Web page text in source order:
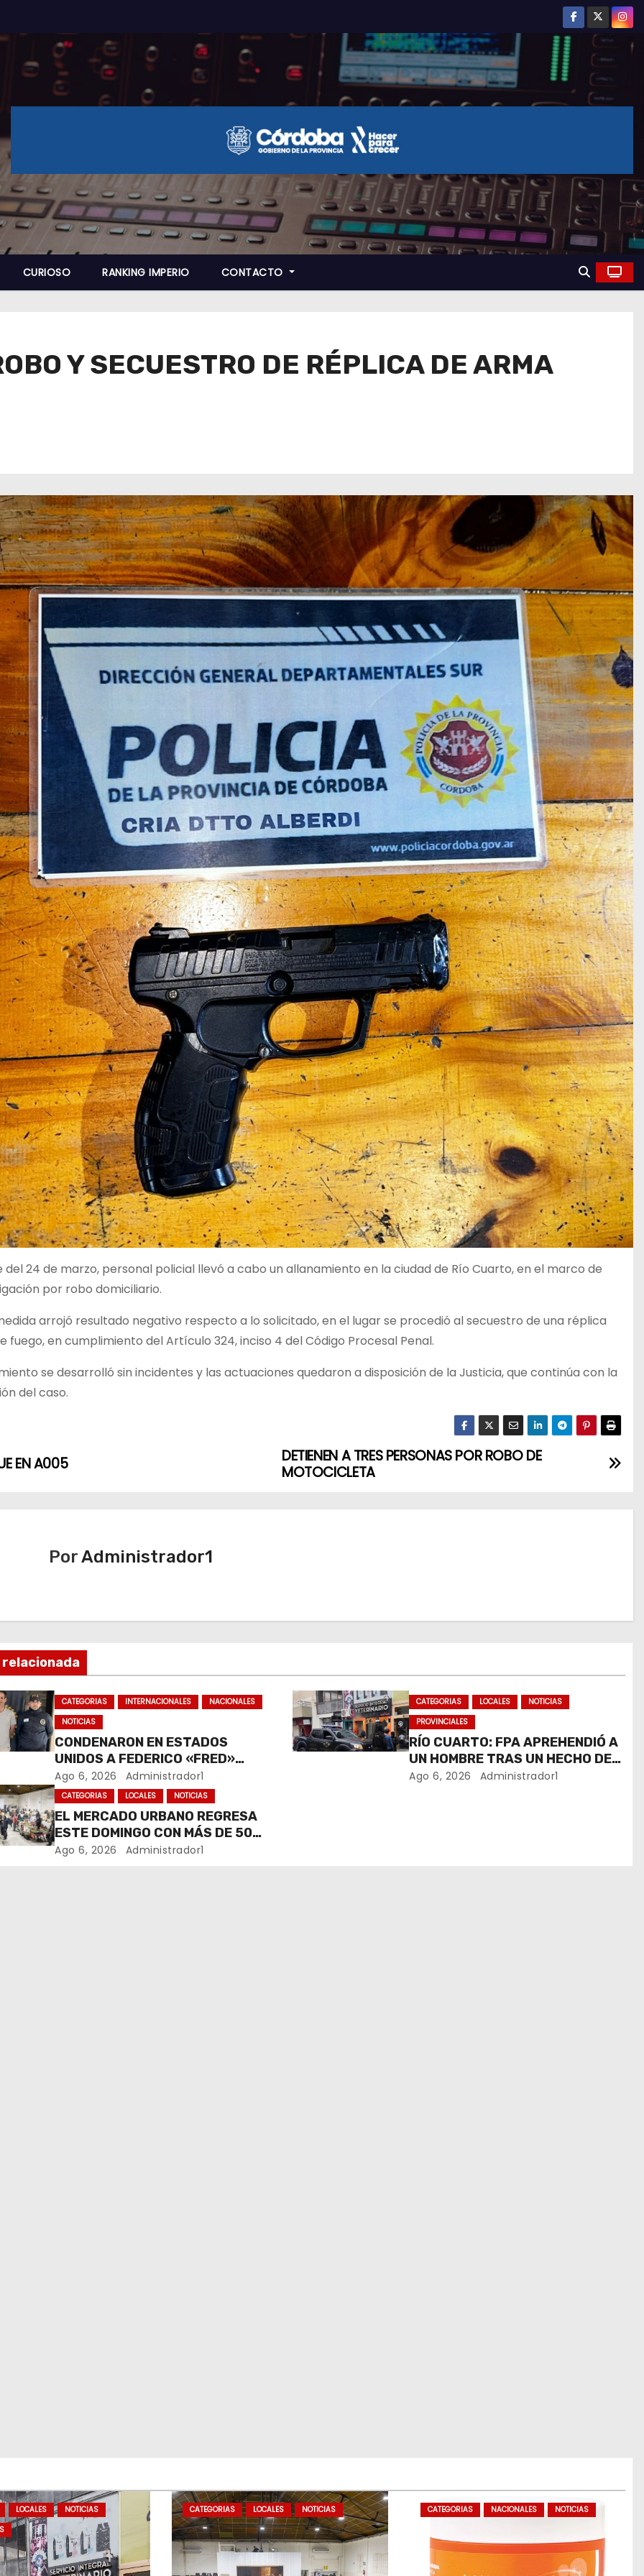
CURIOSO RANKING IMPERIO CONTACTO
Y SECUESTRO DE RÉPLICA DE ARMA
del 24 de marzo, personal policial llevó a cabo un allanamiento en la ciudad de Río Cuarto, en el marco de
por robo domiciliario.
arrojó resultado negativo respecto a lo solicitado, en el lugar se procedió al secuestro de una réplica
fuego, en cumplimiento del Artículo 324, inciso 4 del Código Procesal Penal.
se desarrolló sin incidentes y las actuaciones quedaron a disposición de la Justicia, que continúa con la
del caso.
DETIENEN A TRES PERSONAS POR ROBO DE
MOTOCICLETA
EN A005
PorAdministrador1
CATEGORIAS INTERNACIONALES
NACIONALES
NOTICIAS
CONDENARON EN ESTADOS
UNIDOS A FEDERICO «FRED»
MACHADO POR LAVADO DE
DINERO Y FRAUDE
Ago 6, 2026 Administrador1
CATEGORIAS LOCALES
NOTICIAS
PROVINCIALES
RÍO CUARTO: FPA APREHENDIÓ A
UN HOMBRE TRAS UN HECHO DE
HURTO EN UNA VETERINARIA
Ago 6, 2026 Administrador1
CATEGORIAS LOCALES NOTICIAS
EL MERCADO URBANO REGRESA
ESTE DOMINGO CON MÁS DE 50
EMPRENDEDORES LOCALES
Ago 6, 2026 Administrador1
LOCALES
NOTICIAS
CATEGORIAS LOCALES NOTICIAS CATEGORIAS NACIONALES NOTICIAS